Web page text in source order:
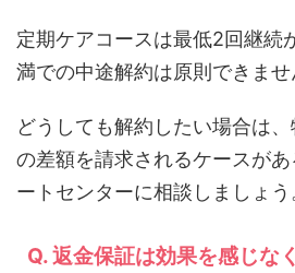
定期ケアコースは最低2回継続
満での中途解約は原則できませ
どうしても解約したい場合は
の差額を請求されるケースが
ートセンターに相談しましょう
Q. 返金保証は効果を感じな